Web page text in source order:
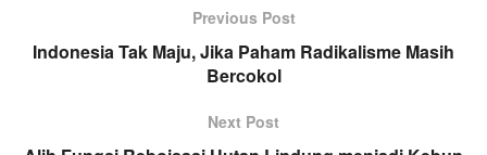
Previous Post
Indonesia Tak Maju, Jika Paham Radikalisme Masih
Bercokol
Next Post